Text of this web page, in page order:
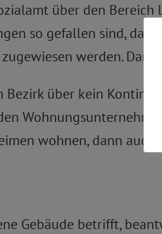
über den
so gefallen sind,
werden.
Bezirk über kein
wohnen, dann auch
Gebäude betrifft,